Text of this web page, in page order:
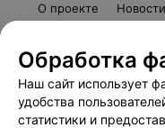
О проекте
Обработка
Наш сайт использует
удобства
статистики и